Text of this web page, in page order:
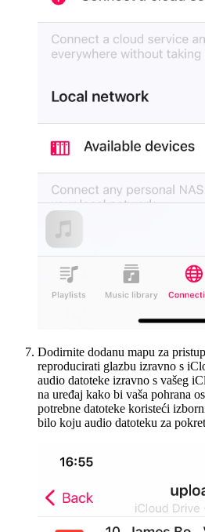
Dodirnite dodanu mapu za
reproducirati glazbu izravno s
audio datoteke izravno s vašeg
na uređaj kako bi vaša pohrana
potrebne datoteke koristeći
bilo koju audio datoteku za